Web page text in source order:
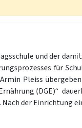
und der
für
Pleiss
(DGE)“
der Einrichtung